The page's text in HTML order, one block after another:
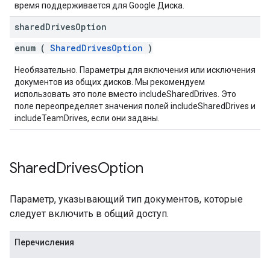
время поддерживается для Google Диска.
sharedDrivesOption
enum ( SharedDrivesOption )
Необязательно. Параметры для включения или исключения
документов из общих дисков. Мы рекомендуем
использовать это поле вместо includeSharedDrives. Это
поле переопределяет значения полей includeSharedDrives и
includeTeamDrives, если они заданы.
SharedDrivesOption
Параметр, указывающий тип документов, которые
следует включить в общий доступ.
Перечисления